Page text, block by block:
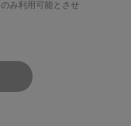
み利用可能とさせ